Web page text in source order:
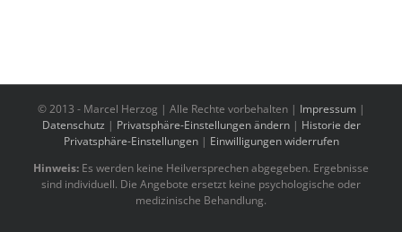
© 2013 - Marcel Herzog | Alle Rechte vorbehalten | Impressum |
Datenschutz | Privatsphäre-Einstellungen ändern| Historie der
Privatsphäre-Einstellungen| Einwilligungen widerrufen
Hinweis: Es werden keine Heilversprechen abgegeben. Ergebnisse
sind individuell. Die Angebote ersetzt keine psychologische oder
medizinische Behandlung.